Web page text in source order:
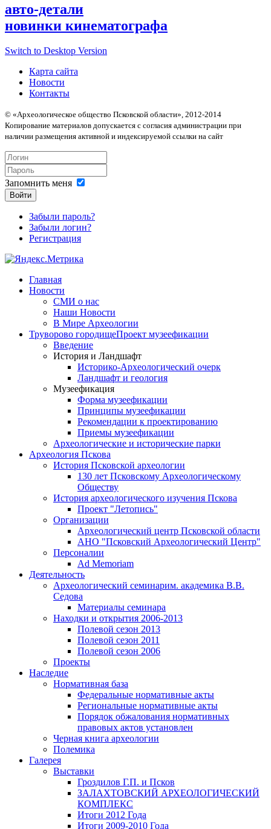
авто-детали
новинки кинематографа
Switch to Desktop Version
Карта сайта
Новости
Контакты
© «Археологическое общество Псковской области», 2012-2014
Копирование материалов допускается с согласия администрации при
наличии размещения активной и индексируемой ссылки на сайт
Запомнить меня
Войти
Забыли пароль?
Забыли логин?
Регистрация
Главная
Новости
СМИ о нас
Наши Новости
В Мире Археологии
Труворово городищеПроект музеефикации
Введение
История и Ландшафт
Историко-Археологический очерк
Ландшафт и геология
Музеефикация
Форма музеефикации
Принципы музеефикации
Рекомендации к проектированию
Приемы музеефикации
Археологические и исторические парки
Археология Пскова
История Псковской археологии
130 лет Псковскому Археологическому
Обществу
История археологического изучения Пскова
Проект "Летопись"
Организации
Археологический центр Псковской области
АНО "Псковский Археологический Центр"
Персоналии
Ad Memoriam
Деятельность
Археологический семинарим. академика В.В.
Седова
Материалы семинара
Находки и открытия 2006-2013
Полевой сезон 2013
Полевой сезон 2011
Полевой сезон 2006
Проекты
Наследие
Нормативная база
Федеральные нормативные акты
Региональные нормативные акты
Порядок обжалования нормативных
правовых актов установлен
Черная книга археологии
Полемика
Галерея
Выставки
Гроздилов Г.П. и Псков
ЗАЛАХТОВСКИЙ АРХЕОЛОГИЧЕСКИЙ
КОМПЛЕКС
Итоги 2012 Года
Итоги 2009-2010 Года